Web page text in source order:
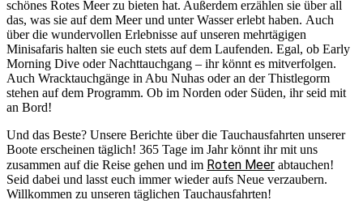
schönes Rotes Meer zu bieten hat. Außerdem erzählen sie über all
das, was sie auf dem Meer und unter Wasser erlebt haben. Auch
über die wundervollen Erlebnisse auf unseren mehrtägigen
Minisafaris halten sie euch stets auf dem Laufenden. Egal, ob Early
Morning Dive oder Nachttauchgang – ihr könnt es mitverfolgen.
Auch Wracktauchgänge in Abu Nuhas oder an der Thistlegorm
stehen auf dem Programm. Ob im Norden oder Süden, ihr seid mit
an Bord!
Und das Beste? Unsere Berichte über die Tauchausfahrten unserer
Boote erscheinen täglich! 365 Tage im Jahr könnt ihr mit uns
zusammen auf die Reise gehen und im Roten Meer abtauchen!
Seid dabei und lasst euch immer wieder aufs Neue verzaubern.
Willkommen zu unseren täglichen Tauchausfahrten!